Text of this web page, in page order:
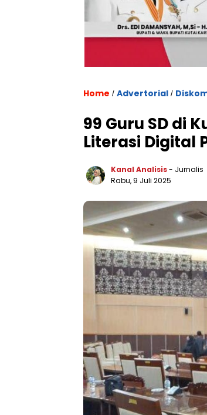
Home / Advertorial /
99 Guru SD di
Literasi Digital
Kanal Analisis- Jurnalis
Rabu, 9 Juli 2025